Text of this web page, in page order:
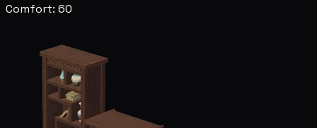
Comfort: 60